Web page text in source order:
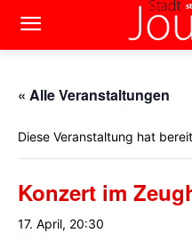
« Alle Veranstaltungen
Diese Veranstaltung hat
Konzert im
17. April, 20:30